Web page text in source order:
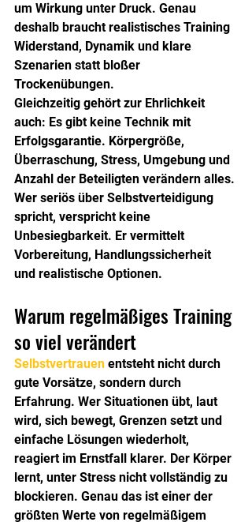
um Wirkung unter Druck. Genau
deshalb braucht realistisches Training
Widerstand, Dynamik und klare
Szenarien statt bloßer
Trockenübungen.
Gleichzeitig gehört zur Ehrlichkeit
auch: Es gibt keine Technik mit
Erfolgsgarantie. Körpergröße,
Überraschung, Stress, Umgebung und
Anzahl der Beteiligten verändern alles.
Wer seriös über Selbstverteidigung
spricht, verspricht keine
Unbesiegbarkeit. Er vermittelt
Vorbereitung, Handlungssicherheit
und realistische Optionen.
Warum regelmäßiges Training
so viel verändert
Selbstvertrauen entsteht nicht durch
gute Vorsätze, sondern durch
Erfahrung. Wer Situationen übt, laut
wird, sich bewegt, Grenzen setzt und
einfache Lösungen wiederholt,
reagiert im Ernstfall klarer. Der Körper
lernt, unter Stress nicht vollständig zu
blockieren. Genau das ist einer der
größten Werte von regelmäßigem